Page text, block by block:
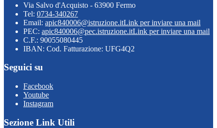
Via Salvo d'Acquisto - 63900 Fermo
Tel: 0734-340267
Email: apic840006@istruzione.itLink per inviare una mail
PEC: apic840006@pec.istruzione.itLink per inviare una mail
C.F.: 90055080445
IBAN: Cod. Fatturazione: UFG4Q2
Seguici su
Facebook
Youtube
Instagram
Sezione Link Utili